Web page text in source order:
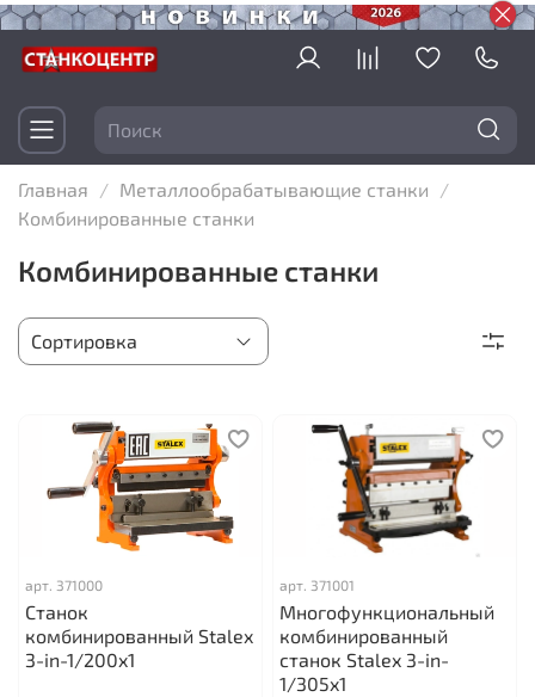
Главная
Металлообрабатывающие станки
Комбинированные станки
Комбинированные станки
арт. 371000
Станок
комбинированный Stalex
3-in-1/200x1
арт. 371001
Многофункциональный
комбинированный
станок Stalex 3-in-
1/305x1